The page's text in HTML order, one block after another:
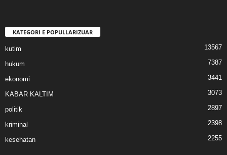
KATEGORI E POPULLARIZUAR
kutim 13567
hukum 7387
ekonomi 3441
KABAR KALTIM 3073
politik 2897
kriminal 2398
kesehatan 2255